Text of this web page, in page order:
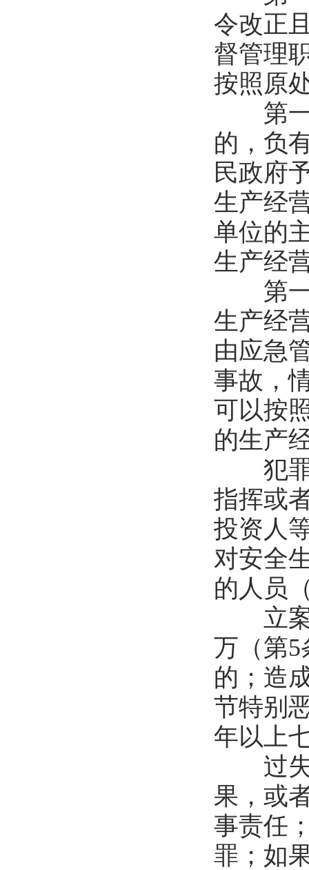
令改正
督管理
按照原
第一
的，负
民政府
生产经
单位的
生产经
第一
生产经
由应急
事故，
可以按
的生产
犯罪
指挥或
投资人
对安全
的人员
立案
万（第5
的；造
节特别
年以上
过失
果，或
事责任
罪；如